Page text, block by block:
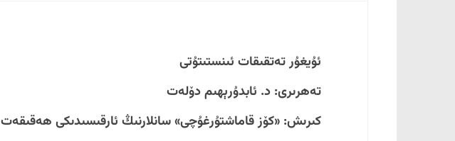
ئۇيغۇر تەتقىقات ئىنستىتۇتى
تەھرىرى: د. ئابدۇرېھىم دۆلەت
كىرىش: «كۆز قاماشتۇرغۇچى» سانلارنىڭ ئارقىسىدىكى ھەقىقەت